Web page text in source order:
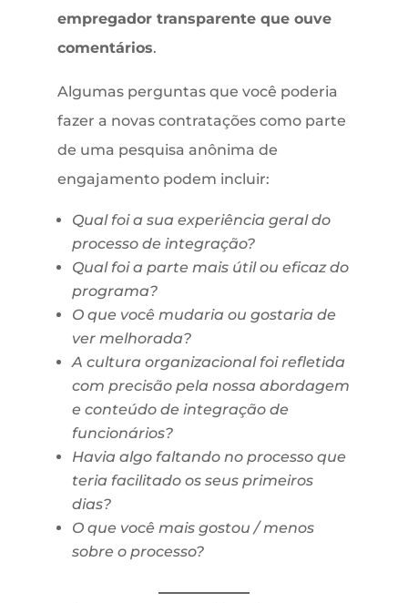
empregador transparente que ouve
comentários.
Algumas perguntas que você poderia
fazer a novas contratações como parte
de uma pesquisa anônima de
engajamento podem incluir:
Qual foi a sua experiência geral do
processo de integração?
Qual foi a parte mais útil ou eficaz do
programa?
O que você mudaria ou gostaria de
ver melhorada?
A cultura organizacional foi refletida
com precisão pela nossa abordagem
e conteúdo de integração de
funcionários?
Havia algo faltando no processo que
teria facilitado os seus primeiros
dias?
O que você mais gostou / menos
sobre o processo?